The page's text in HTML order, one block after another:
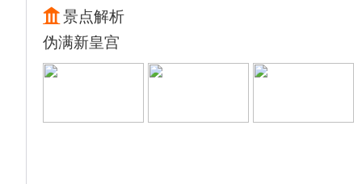
▲【长白山瀑布】：是长白山天池北侧的天文
峰和龙门峰的中间的一个缺口，这个缺口就是
天池的出水口，被称为“闼门”。天池的水从闼
门流出来在白头山天池的北侧，距长白山瀑布
景点解析
伪满新皇宫